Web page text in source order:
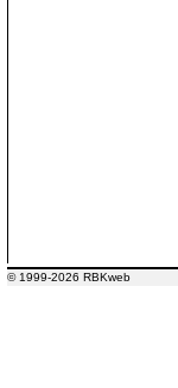
© 1999-2026 RBKweb